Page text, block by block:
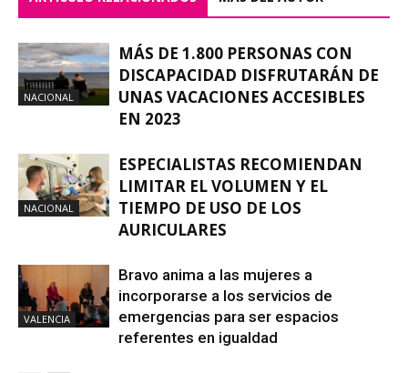
NACIONAL
MÁS DE 1.800 PERSONAS CON
DISCAPACIDAD DISFRUTARÁN DE
UNAS VACACIONES ACCESIBLES
EN 2023
NACIONAL
ESPECIALISTAS RECOMIENDAN
LIMITAR EL VOLUMEN Y EL
TIEMPO DE USO DE LOS
AURICULARES
VALENCIA
Bravo anima a las mujeres a
incorporarse a los servicios de
emergencias para ser espacios
referentes en igualdad